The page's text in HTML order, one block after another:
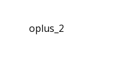
oplus_2